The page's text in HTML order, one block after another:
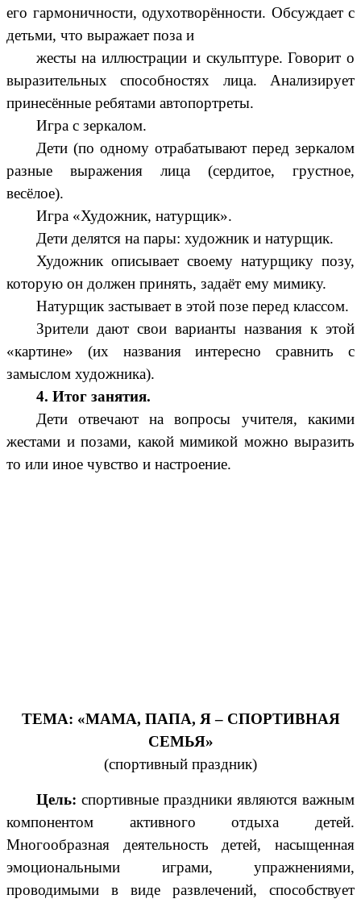
его гармоничности, одухотворённости. Обсуждает с
детьми, что выражает поза и
жесты на иллюстрации и скульптуре. Говорит о
выразительных способностях лица. Анализирует
принесённые ребятами автопортреты.
Игра с зеркалом.
Дети (по одному отрабатывают перед зеркалом
разные выражения лица (сердитое, грустное,
весёлое).
Игра «Художник, натурщик».
Дети делятся на пары: художник и натурщик.
Художник описывает своему натурщику позу,
которую он должен принять, задаёт ему мимику.
Натурщик застывает в этой позе перед классом.
Зрители дают свои варианты названия к этой
«картине» (их названия интересно сравнить с
замыслом художника).
4. Итог занятия.
Дети отвечают на вопросы учителя, какими
жестами и позами, какой мимикой можно выразить
то или иное чувство и настроение.
ТЕМА: «МАМА, ПАПА, Я – СПОРТИВНАЯ
СЕМЬЯ»
(спортивный праздник)
Цель: спортивные праздники являются важным
компонентом активного отдыха детей.
Многообразная деятельность детей, насыщенная
эмоциональными играми, упражнениями,
проводимыми в виде развлечений, способствует